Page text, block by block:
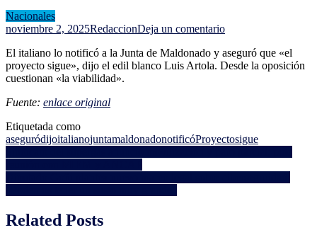
Nacionales
noviembre 2, 2025RedaccionDeja un comentarioen
bajó
del
Rafael
el
socio
El italiano lo notificó a la Junta de Maldonado y aseguró que «el
proyecto sigue», dijo el edil blanco Luis Artola. Desde la oposición
cuestionan «la viabilidad».
Fuente: enlace original
Etiquetada como
aseguródijoitalianojuntamaldonadonotificóProyectosigue
Navegación
de
entradas
Related Posts